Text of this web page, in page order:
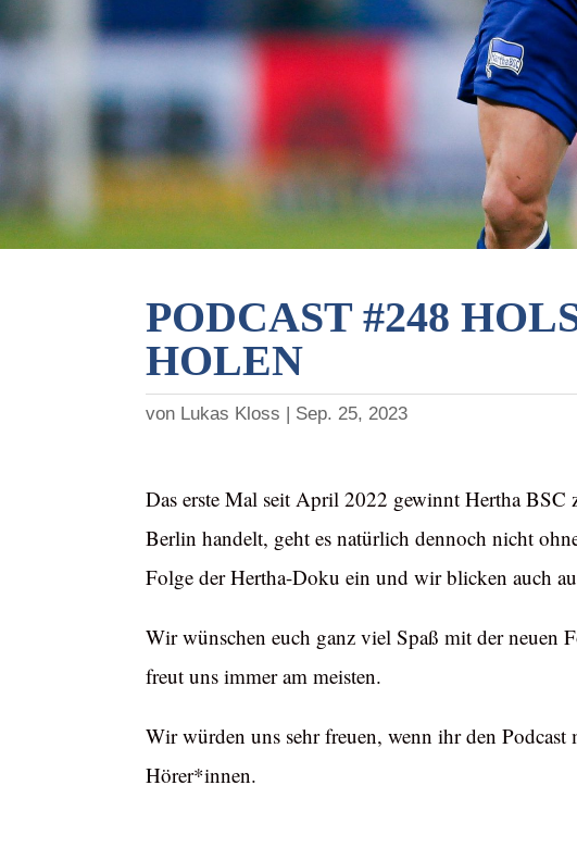
PODCAST #248
HOLEN
von Lukas Kloss Sep. 25, 2023
Das erste Mal seit April 2022 gewinnt Hertha BSC
Berlin handelt, geht es natürlich dennoch nicht
Folge der Hertha-Doku ein und wir blicken auch
Wir wünschen euch ganz viel Spaß mit der neuen
freut uns immer am meisten.
Wir würden uns sehr freuen, wenn ihr den
Hörer*innen.